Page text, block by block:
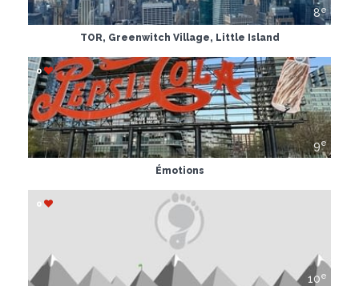
8e
TOR, Greenwitch Village, Little Island
9e
0
Émotions
10e
0